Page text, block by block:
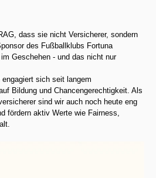
dass sie nicht Versicherer, sondern
des Fußballklubs Fortuna
Geschehen - und das nicht nur
sich seit langem
Bildung und Chancengerechtigkeit. Als
sind wir auch noch heute eng
fördern aktiv Werte wie Fairness,